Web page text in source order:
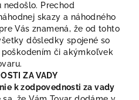
Prechod
skazy a náhodného
Vás znamená, že od tohto
dôsledky spojené so
či akýmkoľvek
ZA VADY
k zodpovednosti za vady